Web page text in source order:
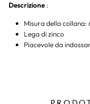
Descrizione :
Misura della collana:
Lega di zinco
Piacevole da